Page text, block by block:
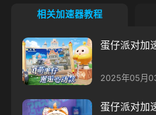
相关加速器教程
蛋仔派对加
2025年05月
蛋仔派对加